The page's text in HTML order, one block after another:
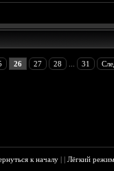
26 27 28 31
к началу ||Лёгкий